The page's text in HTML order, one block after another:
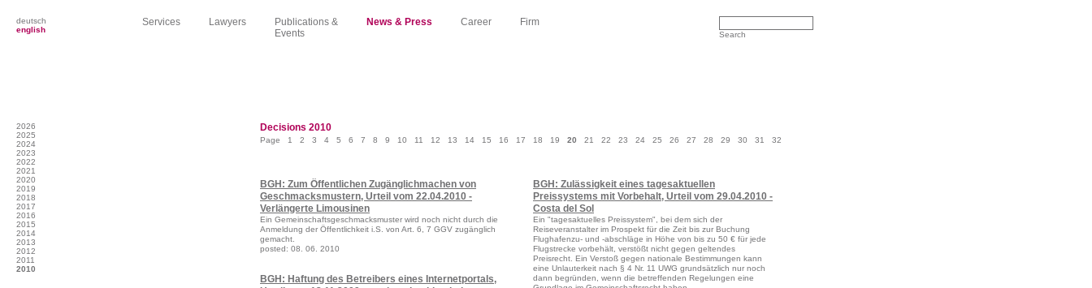
deutsch
english
Services Lawyers
Publications &
Events
News & Press Career Firm
Search
2026
2025
2024
2023
2022
2021
2020
2019
2018
2017
2016
2015
2014
2013
2012
2011
2010
Decisions 2010
Page 1 2 3 4 5 6 7 8 9 10 11 12 13 14 15 16 17 18 19 20 21 22 23 24 25 26 27 28 29 30 31 32
BGH: Zum Öffentlichen Zugänglichmachen von
Geschmacksmustern, Urteil vom 22.04.2010 -
Verlängerte Limousinen
Ein Gemeinschaftsgeschmacksmuster wird noch nicht durch die
Anmeldung der Öffentlichkeit i.S. von Art. 6, 7 GGV zugänglich
gemacht.
posted: 08. 06. 2010
BGH: Haftung des Betreibers eines Internetportals,
BGH: Zulässigkeit eines tagesaktuellen
Preissystems mit Vorbehalt, Urteil vom 29.04.2010 -
Costa del Sol
Ein "tagesaktuelles Preissystem", bei dem sich der
Reiseveranstalter im Prospekt für die Zeit bis zur Buchung
Flughafenzu- und -abschläge in Höhe von bis zu 50 € für jede
Flugstrecke vorbehält, verstößt nicht gegen geltendes
Preisrecht. Ein Verstoß gegen nationale Bestimmungen kann
eine Unlauterkeit nach § 4 Nr. 11 UWG grundsätzlich nur noch
dann begründen, wenn die betreffenden Regelungen eine